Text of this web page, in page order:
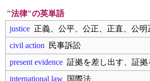
"法律"の英単語
justice 正義、公平、公正、正直、公明
civil action 民事訴訟
present evidence 証拠を差し出す、証拠
international law 国際法